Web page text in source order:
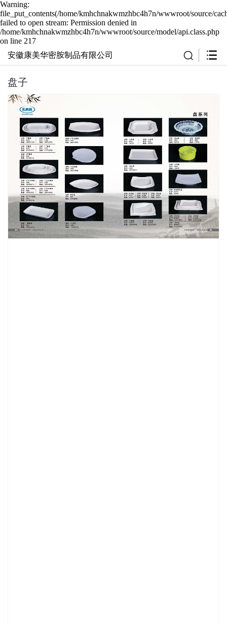
Warning:
file_put_contents(/home/kmhchnakwmzhbc4h7n/wwwroot/source/
failed to open stream: Permission denied in
/home/kmhchnakwmzhbc4h7n/wwwroot/source/model/api.class.php
on line 217
安徽康美华密胺制品有限公司
盘子